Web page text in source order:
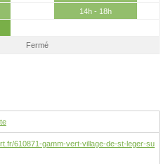
14h - 18h
Fermé
610871-gamm-vert-village-de-st-leger-su